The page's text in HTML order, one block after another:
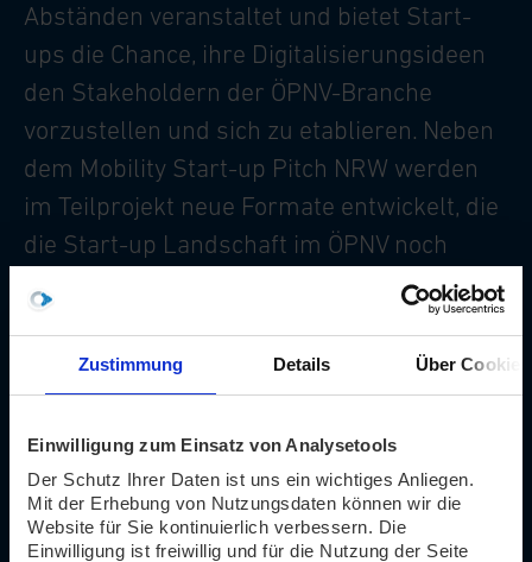
Zustimmung Details Über Cookies
Einwilligung zum Einsatz von Analysetools
Der Schutz Ihrer Daten ist uns ein wichtiges Anliegen.
Mit der Erhebung von Nutzungsdaten können wir die
Website für Sie kontinuierlich verbessern. Die
Einwilligung ist freiwillig und für die Nutzung der Seite
Abständen veranstaltet und bietet Start-
ups die Chance, ihre Digitalisierungsideen
den Stakeholdern der ÖPNV-Branche
vorzustellen und sich zu etablieren. Neben
dem Mobility Start-up Pitch NRW werden
im Teilprojekt neue Formate entwickelt, die
die Start-up Landschaft im ÖPNV noch
sichtbarer und vernetzter machen sollen.
Meilensteine
und Nachbereitung Mobility
Start-up Pitch NRW 2021 (4.
Quartal 2021)